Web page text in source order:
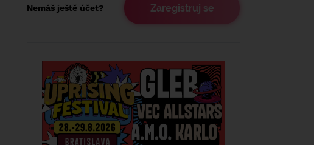
Nemáš ještě účet? Zaregistruj se